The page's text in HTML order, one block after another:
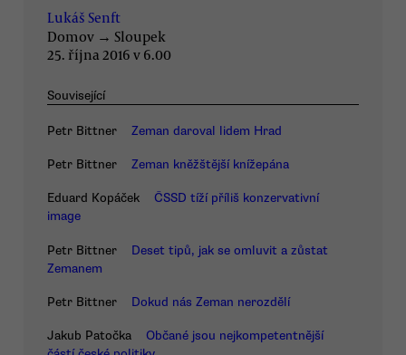
Lukáš Senft
Domov → Sloupek
25. října 2016 v 6.00
Související
Petr Bittner Zeman daroval lidem Hrad
Petr Bittner Zeman kněžštější knížepána
Eduard Kopáček
ČSSD tíží příliš konzervativní
image
Petr Bittner
Deset tipů, jak se omluvit a zůstat
Zemanem
Petr Bittner Dokud nás Zeman nerozdělí
Jakub Patočka
Občané jsou nejkompetentnější